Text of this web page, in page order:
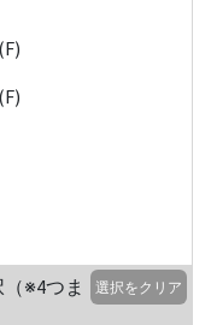
※4つま
選択をクリア